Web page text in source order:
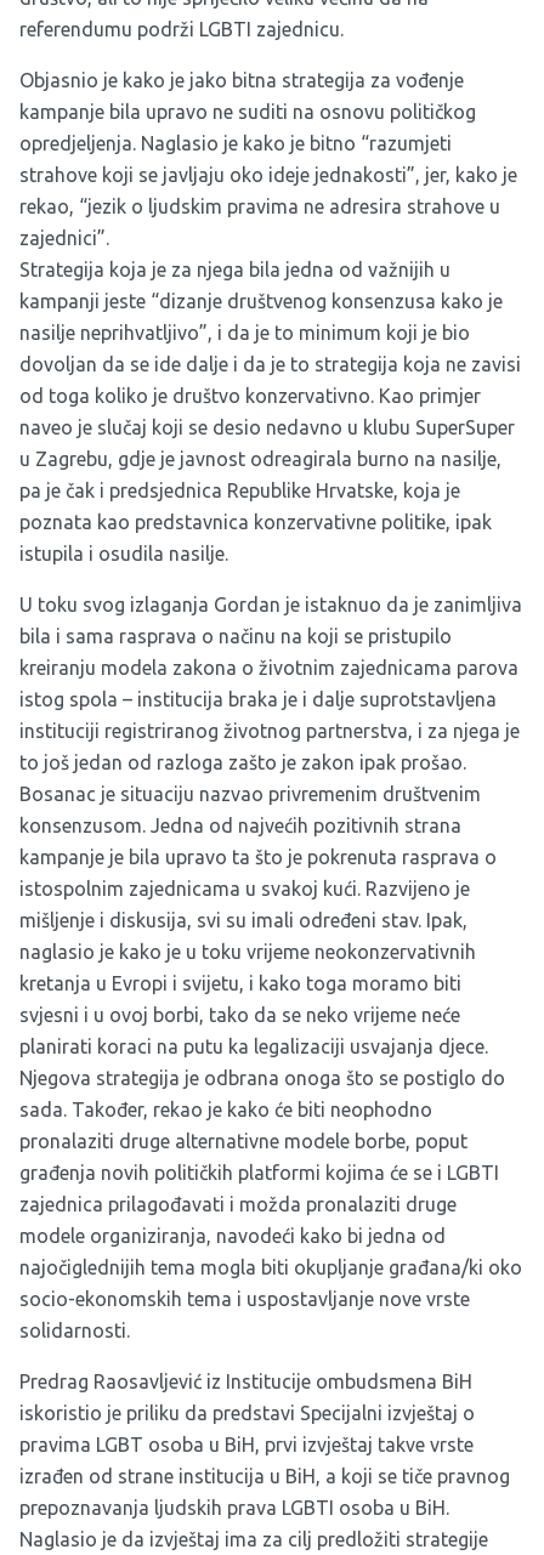
referendumu podrži LGBTI zajednicu.
Objasnio je kako je jako bitna strategija za vođenje
kampanje bila upravo ne suditi na osnovu političkog
opredjeljenja. Naglasio je kako je bitno “razumjeti
strahove koji se javljaju oko ideje jednakosti”, jer, kako je
rekao, “jezik o ljudskim pravima ne adresira strahove u
zajednici”.
Strategija koja je za njega bila jedna od važnijih u
kampanji jeste “dizanje društvenog konsenzusa kako je
nasilje neprihvatljivo”, i da je to minimum koji je bio
dovoljan da se ide dalje i da je to strategija koja ne zavisi
od toga koliko je društvo konzervativno. Kao primjer
naveo je slučaj koji se desio nedavno u klubu SuperSuper
u Zagrebu, gdje je javnost odreagirala burno na nasilje,
pa je čak i predsjednica Republike Hrvatske, koja je
poznata kao predstavnica konzervativne politike, ipak
istupila i osudila nasilje.
U toku svog izlaganja Gordan je istaknuo da je zanimljiva
bila i sama rasprava o načinu na koji se pristupilo
kreiranju modela zakona o životnim zajednicama parova
istog spola – institucija braka je i dalje suprotstavljena
instituciji registriranog životnog partnerstva, i za njega je
to još jedan od razloga zašto je zakon ipak prošao.
Bosanac je situaciju nazvao privremenim društvenim
konsenzusom. Jedna od najvećih pozitivnih strana
kampanje je bila upravo ta što je pokrenuta rasprava o
istospolnim zajednicama u svakoj kući. Razvijeno je
mišljenje i diskusija, svi su imali određeni stav. Ipak,
naglasio je kako je u toku vrijeme neokonzervativnih
kretanja u Evropi i svijetu, i kako toga moramo biti
svjesni i u ovoj borbi, tako da se neko vrijeme neće
planirati koraci na putu ka legalizaciji usvajanja djece.
Njegova strategija je odbrana onoga što se postiglo do
sada. Također, rekao je kako će biti neophodno
pronalaziti druge alternativne modele borbe, poput
građenja novih političkih platformi kojima će se i LGBTI
zajednica prilagođavati i možda pronalaziti druge
modele organiziranja, navodeći kako bi jedna od
najočiglednijih tema mogla biti okupljanje građana/ki oko
socio-ekonomskih tema i uspostavljanje nove vrste
solidarnosti.
Predrag Raosavljević iz Institucije ombudsmena BiH
iskoristio je priliku da predstavi Specijalni izvještaj o
pravima LGBT osoba u BiH, prvi izvještaj takve vrste
izrađen od strane institucija u BiH, a koji se tiče pravnog
prepoznavanja ljudskih prava LGBTI osoba u BiH.
Naglasio je da izvještaj ima za cilj predložiti strategije